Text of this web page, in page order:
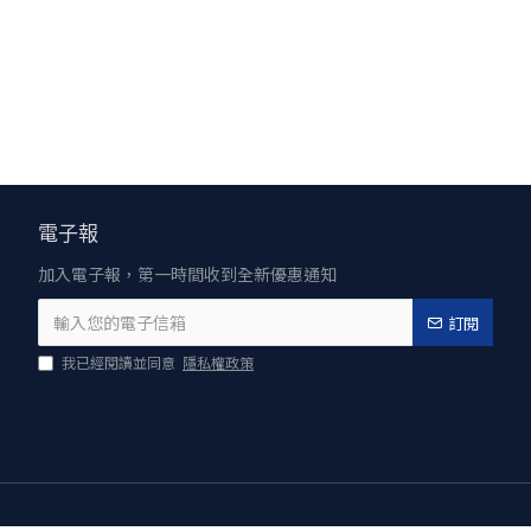
外籍人士則為20%，中獎者須配合預繳稅金、提供身分證明文件方能領
電子報
加入電子報，第一時間收到全新優惠通知
訂閱
我已經閱讀並同意 隱私權政策